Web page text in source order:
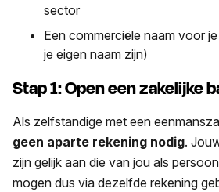
sector
Een commerciële naam voor
je eigen naam zijn)
Stap 1: Open een zakelijke
Als zelfstandige met een
geen aparte rekening nodig.
zijn gelijk aan die van jou als
mogen dus via dezelfde rekening